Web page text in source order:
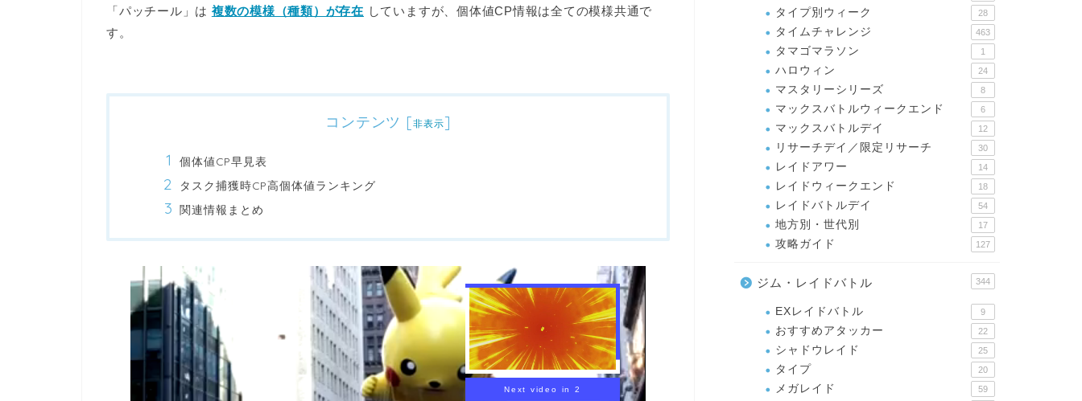
「パッチール」は 複数の模様（種類）が存在 していますが、個体値CP情報は全ての模様共通で
す。
コンテンツ [非表示]
個体値CP早見表
タスク捕獲時CP高個体値ランキング
関連情報まとめ
Next video in 1
タイプ別ウィーク 28
タイムチャレンジ 463
タマゴマラソン 1
ハロウィン 24
マスタリーシリーズ 8
マックスバトルウィークエンド 6
マックスバトルデイ 12
リサーチデイ／限定リサーチ 30
レイドアワー 14
レイドウィークエンド 18
レイドバトルデイ 54
地方別・世代別 17
攻略ガイド 127
ジム・レイドバトル 344
EXレイドバトル 9
おすすめアタッカー 22
シャドウレイド 25
タイプ 20
メガレイド 59